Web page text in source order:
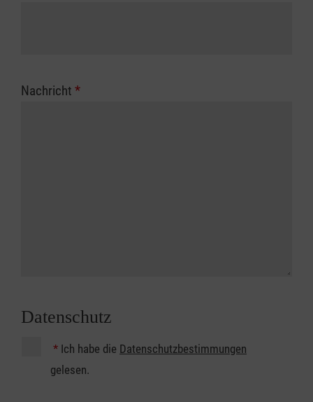
Nachricht *
Datenschutz
* Ich habe die Datenschutzbestimmungen
gelesen.